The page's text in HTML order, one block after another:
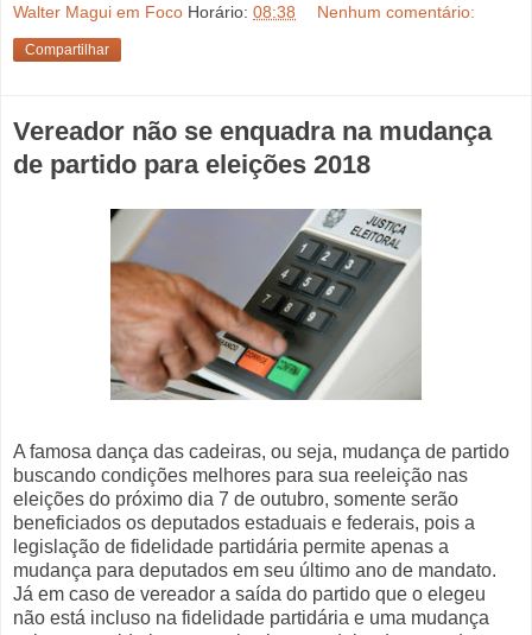
Walter Magui em Foco Horário: 08:38 Nenhum comentário:
Compartilhar
Vereador não se enquadra na mudança
de partido para eleições 2018
A famosa dança das cadeiras, ou seja, mudança de partido
buscando condições melhores para sua reeleição nas
eleições do próximo dia 7 de outubro, somente serão
beneficiados os deputados estaduais e federais, pois a
legislação de fidelidade partidária permite apenas a
mudança para deputados em seu último ano de mandato.
Já em caso de vereador a saída do partido que o elegeu
não está incluso na fidelidade partidária e uma mudança